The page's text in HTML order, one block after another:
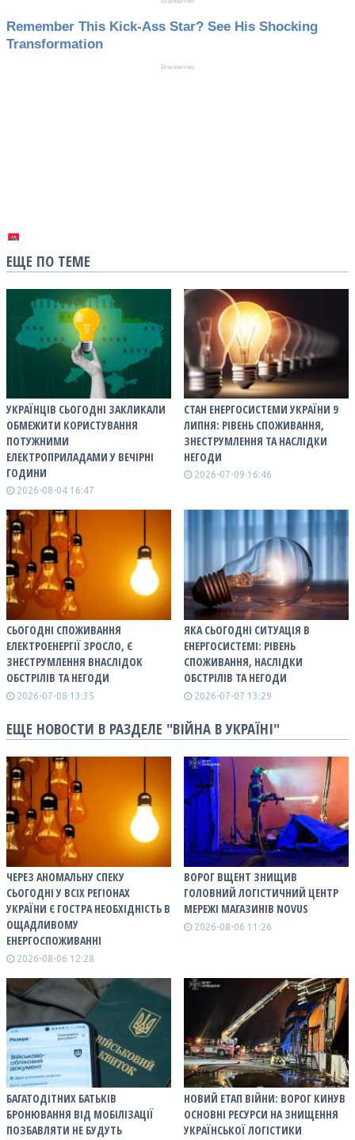
ЕЩЕ ПО ТЕМЕ
УКРАЇНЦІВ СЬОГОДНІ ЗАКЛИКАЛИ
ОБМЕЖИТИ КОРИСТУВАННЯ
ПОТУЖНИМИ
ЕЛЕКТРОПРИЛАДАМИ У ВЕЧІРНІ
ГОДИНИ
2026-08-04 16:47
СТАН ЕНЕРГОСИСТЕМИ УКРАЇНИ 9
ЛИПНЯ: РІВЕНЬ СПОЖИВАННЯ,
ЗНЕСТРУМЛЕННЯ ТА НАСЛІДКИ
НЕГОДИ
2026-07-09 16:46
СЬОГОДНІ СПОЖИВАННЯ
ЕЛЕКТРОЕНЕРГІЇ ЗРОСЛО, Є
ЗНЕСТРУМЛЕННЯ ВНАСЛІДОК
ОБСТРІЛІВ ТА НЕГОДИ
2026-07-08 13:35
ЯКА СЬОГОДНІ СИТУАЦІЯ В
ЕНЕРГОСИСТЕМІ: РІВЕНЬ
СПОЖИВАННЯ, НАСЛІДКИ
ОБСТРІЛІВ ТА НЕГОДИ
2026-07-07 13:29
ЕЩЕ НОВОСТИ В РАЗДЕЛЕ "ВІЙНА В УКРАЇНІ"
ЧЕРЕЗ АНОМАЛЬНУ СПЕКУ
СЬОГОДНІ У ВСІХ РЕГІОНАХ
УКРАЇНИ Є ГОСТРА НЕОБХІДНІСТЬ В
ОЩАДЛИВОМУ
ЕНЕРГОСПОЖИВАННІ
2026-08-06 12:28
ВОРОГ ВЩЕНТ ЗНИЩИВ
ГОЛОВНИЙ ЛОГІСТИЧНИЙ ЦЕНТР
МЕРЕЖІ МАГАЗИНІВ NOVUS
2026-08-06 11:26
БАГАТОДІТНИХ БАТЬКІВ
БРОНЮВАННЯ ВІД МОБІЛІЗАЦІЇ
ПОЗБАВЛЯТИ НЕ БУДУТЬ
НОВИЙ ЕТАП ВІЙНИ: ВОРОГ КИНУВ
ОСНОВНІ РЕСУРСИ НА ЗНИЩЕННЯ
УКРАЇНСЬКОЇ ЛОГІСТИКИ